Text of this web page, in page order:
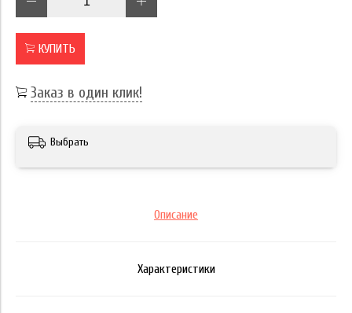
КУПИТЬ
Заказ в один клик!
Выбрать
Описание
Характеристики